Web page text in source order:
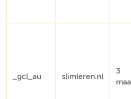
_gcl_au slimleren.nl
3